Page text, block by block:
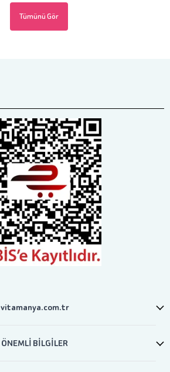
Tümünü Gör
vitamanya.com.tr
ÖNEMLİ BİLGİLER